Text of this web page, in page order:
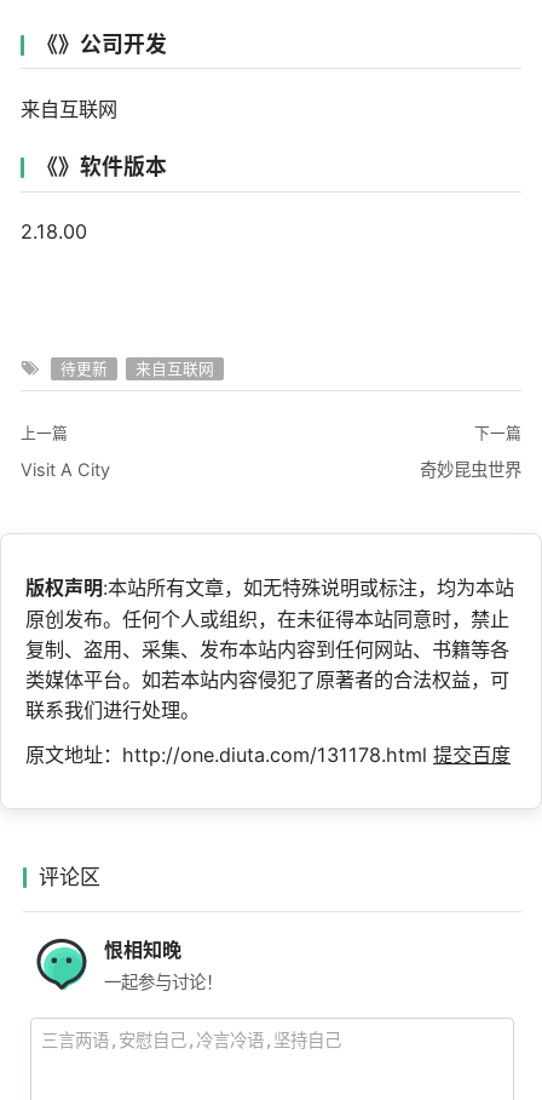
《》公司开发
来自互联网
《》软件版本
2.18.00
待更新 来自互联网
上一篇
Visit A City
下一篇
奇妙昆虫世界
版权声明:本站所有文章，如无特殊说明或标注，均为本站
原创发布。任何个人或组织，在未征得本站同意时，禁止
复制、盗用、采集、发布本站内容到任何网站、书籍等各
类媒体平台。如若本站内容侵犯了原著者的合法权益，可
联系我们进行处理。
原文地址：http://one.diuta.com/131178.html 提交百度
评论区
恨相知晚
一起参与讨论！